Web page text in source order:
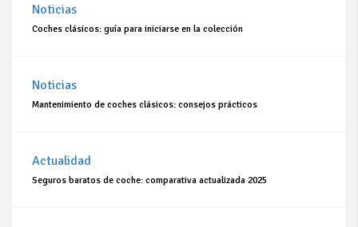
Noticias
Coches clásicos: guía para iniciarse en la colección
Noticias
Mantenimiento de coches clásicos: consejos prácticos
Actualidad
Seguros baratos de coche: comparativa actualizada 2025